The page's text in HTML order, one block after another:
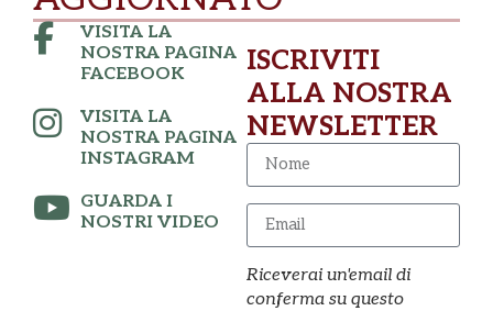
VISITA LA
NOSTRA PAGINA
FACEBOOK
VISITA LA
NOSTRA PAGINA
INSTAGRAM
GUARDA I
NOSTRI VIDEO
ISCRIVITI
ALLA NOSTRA
NEWSLETTER
Riceverai un'email di
conferma su questo